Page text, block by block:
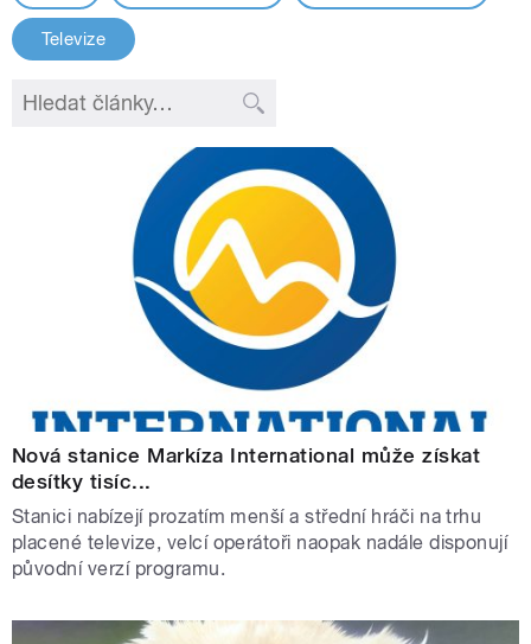
Televize
Nová stanice Markíza International může získat
desítky tisíc...
Stanici nabízejí prozatím menší a střední hráči na trhu
placené televize, velcí operátoři naopak nadále disponují
původní verzí programu.